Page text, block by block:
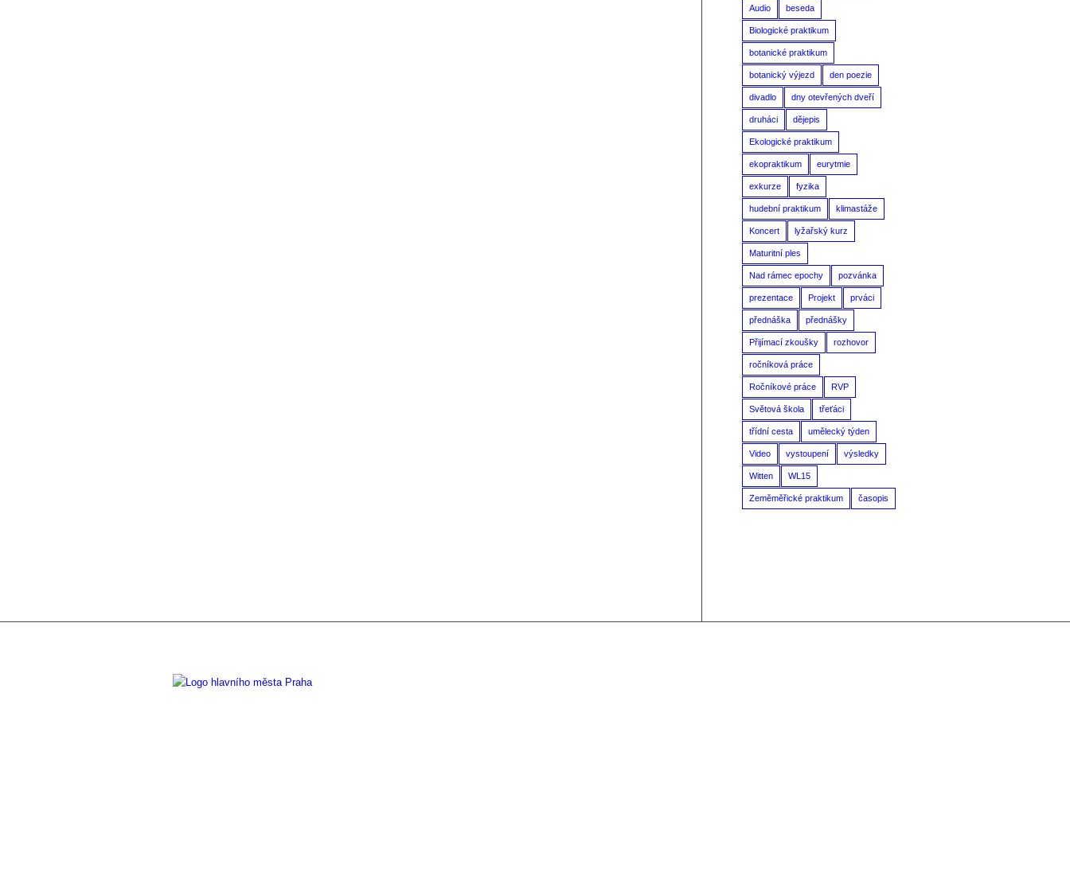
Audio beseda
Biologické praktikum
botanické praktikum
botanický výjezd den poezie
divadlo dny otevřených dveří
druháci dějepis
Ekologické praktikum
ekopraktikum eurytmie
exkurze fyzika
hudební praktikum klimastáže
Koncert lyžařský kurz
Maturitní ples
Nad rámec epochy pozvánka
prezentace Projekt prváci
přednáška přednášky
Přijímací zkoušky rozhovor
ročníková práce
Ročníkové práce RVP
Světová škola třeťáci
třídní cesta umělecký týden
Video vystoupení výsledky
Witten WL15
Zeměměřické praktikum časopis